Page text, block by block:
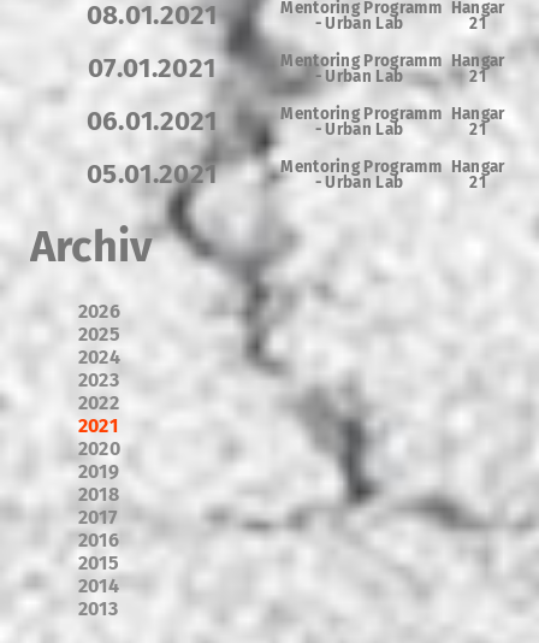
08.01.2021 Mentoring Programm
-Urban Lab
Hangar
21
07.01.2021 Mentoring Programm
-Urban Lab
Hangar
21
06.01.2021 Mentoring Programm
-Urban Lab
Hangar
21
05.01.2021 Mentoring Programm
-Urban Lab
Hangar
21
Archiv
2026
2025
2024
2023
2022
2021
2020
2019
2018
2017
2016
2015
2014
2013